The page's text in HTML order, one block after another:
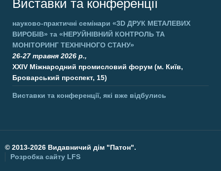
Виставки та конференції
науково-практичні семінари «3D ДРУК МЕТАЛЕВИХ
ВИРОБІВ» та «НЕРУЙНІВНИЙ КОНТРОЛЬ ТА
МОНІТОРИНГ ТЕХНІЧНОГО СТАНУ»
26-27 травня 2026 р.,
XXIV Міжнародний промисловий форум (м. Київ,
Броварський проспект, 15)
Виставки та конференції, які вже відбулись
© 2013-2026 Видавничий дім "Патон".
Розробка сайту LFS